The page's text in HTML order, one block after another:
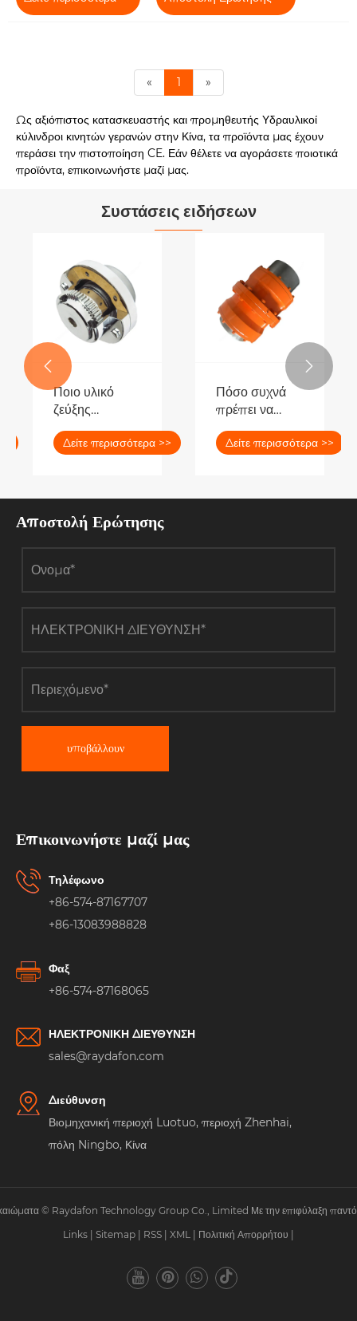
« 1 »
Ως αξιόπιστος κατασκευαστής και προμηθευτής Υδραυλικοί
κύλινδροι κινητών γερανών στην Κίνα, τα προϊόντα μας έχουν
περάσει την πιστοποίηση CE. Εάν θέλετε να αγοράσετε ποιοτικά
προϊόντα, επικοινωνήστε μαζί μας.
Συστάσεις ειδήσεων
Ποιο υλικό
ζεύξης
γραναζιών έχει
καλύτερη
περιβάλλοντα;
Δείτε περισσότερα >>
Πόσο συχνά
πρέπει να
συντηρείται
ένας
Δείτε περισσότερα >>
 
Αποστολή Ερώτησης
υποβάλλουν
Επικοινωνήστε μαζί μας
Τηλέφωνο
+86-574-87167707
+86-13083988828
Φαξ
+86-574-87168065
ΗΛΕΚΤΡΟΝΙΚΗ ΔΙΕΥΘΥΝΣΗ
sales@raydafon.com
Διεύθυνση
Βιομηχανική περιοχή Luotuo, περιοχή Zhenhai,
πόλη Ningbo, Κίνα
© Raydafon Technology Group Co., Limited Με την επιφύλαξη
Links
Sitemap RSS XML Πολιτική Απορρήτου